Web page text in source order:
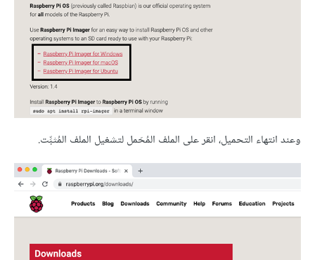
وعند انتهاء التحميل، انقر على الملف المُحَمل لتشغيل الملف المُثبِّت.